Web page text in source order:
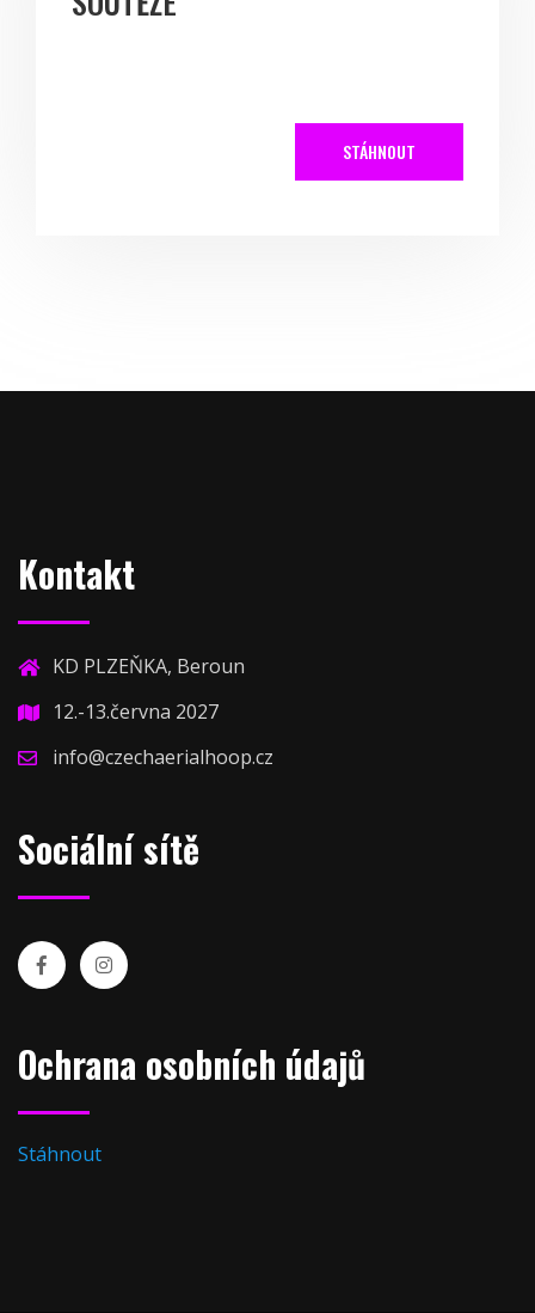
STÁHNOUT
Kontakt
KD PLZEŇKA, Beroun
12.-13.června 2027
info@czechaerialhoop.cz
Sociální sítě
Ochrana osobních údajů
Stáhnout